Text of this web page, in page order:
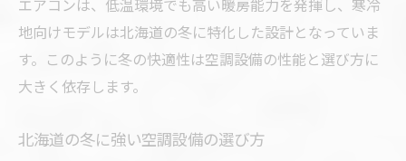
エアコンは、低温環境でも高い暖房能力を発揮し、寒冷
地向けモデルは北海道の冬に特化した設計となっていま
す。このように冬の快適性は空調設備の性能と選び方に
大きく依存します。
北海道の冬に強い空調設備の選び方